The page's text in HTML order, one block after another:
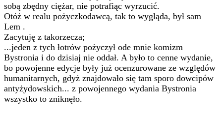
sobą zbędny ciężar, nie potrafiąc wyrzucić.
Otóż w realu pożyczkodawcą, tak to wygląda, był sam
Lem .
Zacytuję z takorzecza;
...jeden z tych łotrów pożyczył ode mnie komizm
Bystronia i do dzisiaj nie oddał. A było to cenne wydanie,
bo powojenne edycje były już ocenzurowane ze względów
humanitarnych, gdyż znajdowało się tam sporo dowcipów
antyżydowskich... z powojennego wydania Bystronia
wszystko to zniknęło.